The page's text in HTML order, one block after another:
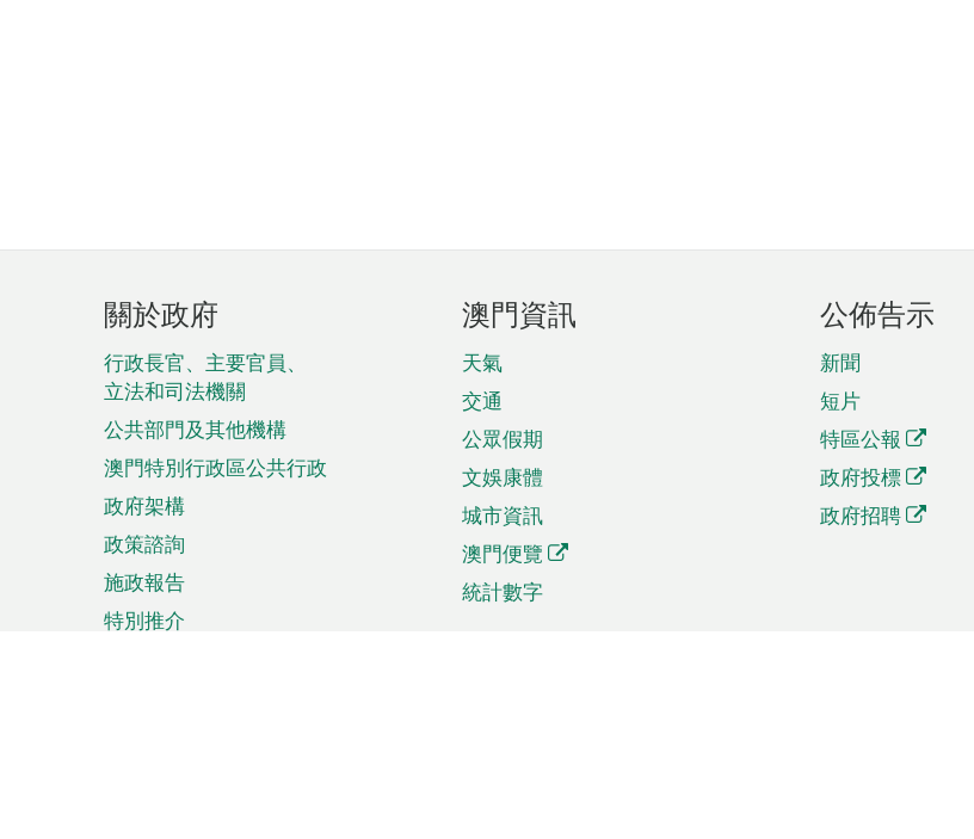
頁
腳
菜
單
關於政府
行政長官、主要官員、
立法和司法機關
公共部門及其他機構
澳門特別行政區公共行政
政府架構
政策諮詢
施政報告
特別推介
澳門資訊
天氣
交通
公眾假期
文娛康體
城市資訊
澳門便覽
統計數字
公佈告示
新聞
短片
特區公報
政府投標
政府招聘